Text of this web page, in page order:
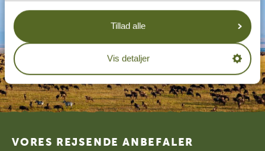
Tillad alle
Vis detaljer
Footer
VORES REJSENDE ANBEFALER